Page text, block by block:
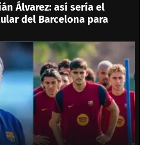
Álvarez: así sería el
del Barcelona para